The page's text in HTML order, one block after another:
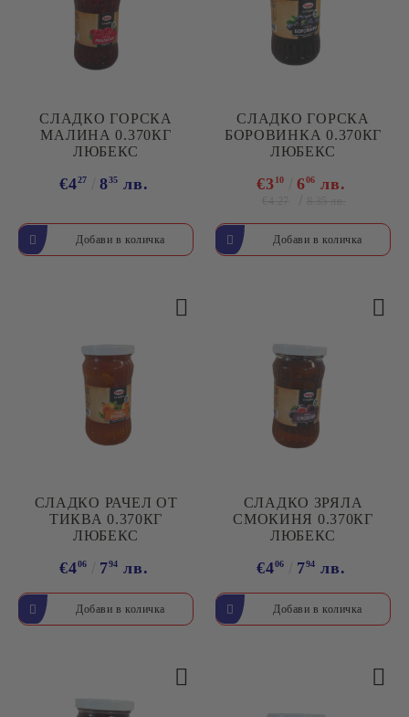
СЛАДКО ГОРСКА
МАЛИНА 0.370КГ
ЛЮБЕКС
€427 835 лв.
СЛАДКО ГОРСКА
БОРОВИНКА 0.370КГ
ЛЮБЕКС
€310 606 лв.
СЛАДКО РАЧЕЛ ОТ
ТИКВА 0.370КГ
ЛЮБЕКС
€406 794 лв.
СЛАДКО ЗРЯЛА
СМОКИНЯ 0.370КГ
ЛЮБЕКС
€406 794 лв.